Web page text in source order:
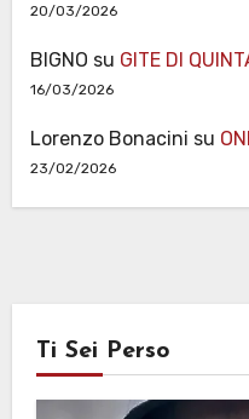
20/03/2026
BIGNO su GITE DI
16/03/2026
Lorenzo Bonacini su
23/02/2026
Ti Sei Perso